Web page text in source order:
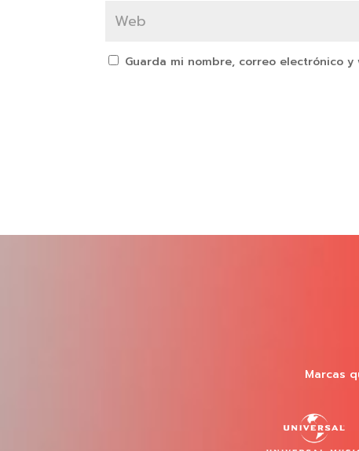
Guarda mi nombre, correo electrónico
Marcas